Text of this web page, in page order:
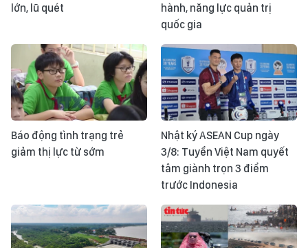
lớn, lũ quét
hành, năng lực quản trị
quốc gia
Báo động tình trạng trẻ
giảm thị lực từ sớm
Nhật ký ASEAN Cup ngày
3/8: Tuyển Việt Nam quyết
tâm giành trọn 3 điểm
trước Indonesia